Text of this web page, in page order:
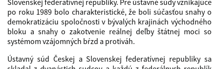
Slovenskej federatívnej republiky. Pre ústavné súdy vznikajúce
po roku 1989 bolo charakteristické, že boli súčasťou snahy o
demokratizáciu spoločnosti v bývalých krajinách východného
bloku a snahy o zakotvenie reálnej deľby štátnej moci so
systémom vzájomných bŕzd a protiváh.
Ústavný súd Českej a Slovenskej federatívnej republiky sa